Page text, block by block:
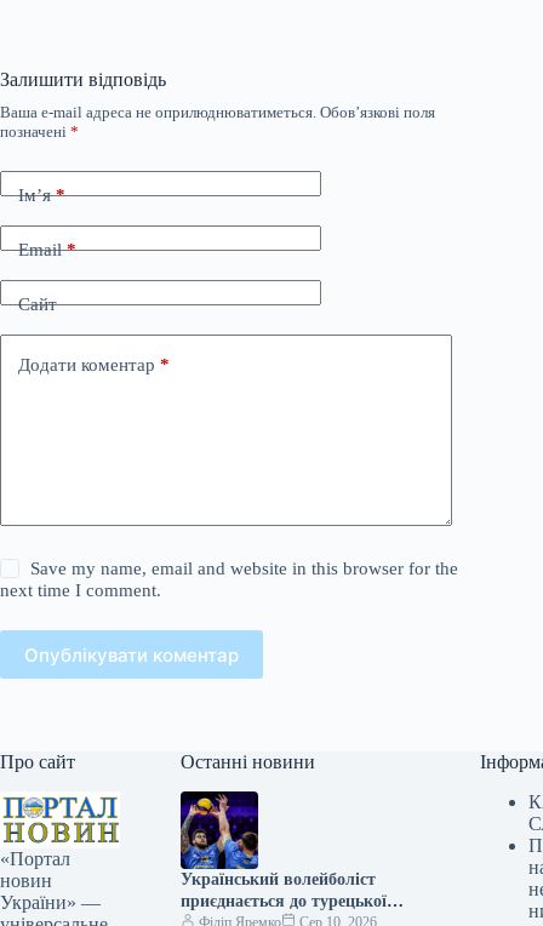
Залишити відповідь
Ваша e-mail адреса не оприлюднюватиметься. Обов’язкові поля
позначені *
Ім’я*
Email*
Сайт
Додати коментар *
Save my name, email and website in this browser for the
next time I comment.
Опублікувати коментар
Про сайт
«Портал
новин
України» —
Останні новини
Український волейболіст
приєднається до турецької
Філіп Яремко
Сер 10, 2026